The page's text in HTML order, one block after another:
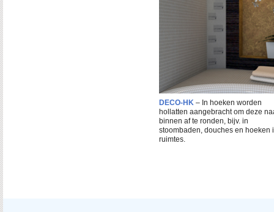
DECO-HK – In hoeken worden
hollatten aangebracht om deze
binnen af te ronden, bijv. in
stoombaden, douches en hoeken
ruimtes.